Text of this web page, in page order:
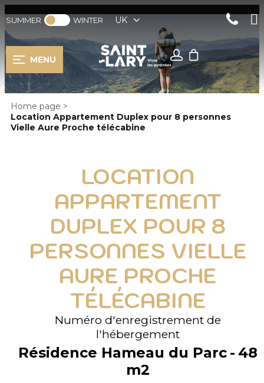
SUMMER WINTER UK
MENU
Home page >
Location Appartement Duplex pour 8 personnes
Vielle Aure Proche télécabine
LOCATION
APPARTEMENT
DUPLEX POUR 8
PERSONNES VIELLE
AURE PROCHE
TÉLÉCABINE
Numéro d'enregistrement de
l'hébergement
Résidence Hameau du Parc
48
m2